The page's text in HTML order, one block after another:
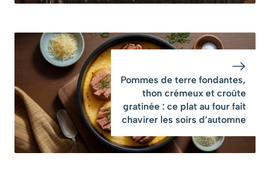
Pommes de terre fondantes,
thon crémeux et croûte
gratinée : ce plat au four fait
chavirer les soirs d’automne